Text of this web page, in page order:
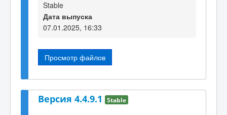
Stable
Дата выпуска
07.01.2025, 16:33
Просмотр файлов
Версия 4.4.9.1 Stable